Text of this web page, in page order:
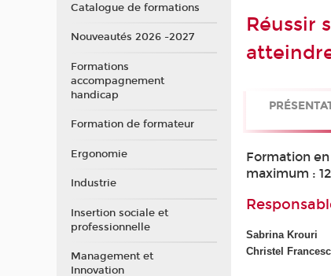
Réussir
Formation
maximum : 12
Sabrina Krouri
Christel
Catalogue de formations
Nouveautés 2026 -2027
Formations
accompagnement
handicap
Formation de formateur
Ergonomie
Industrie
Insertion sociale et
professionnelle
Management et
Innovation